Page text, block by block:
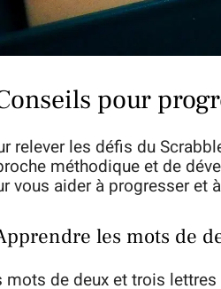
pour
relever les défis du
méthodique et de
vous aider à progresser et
les mots de
mots de deux et trois